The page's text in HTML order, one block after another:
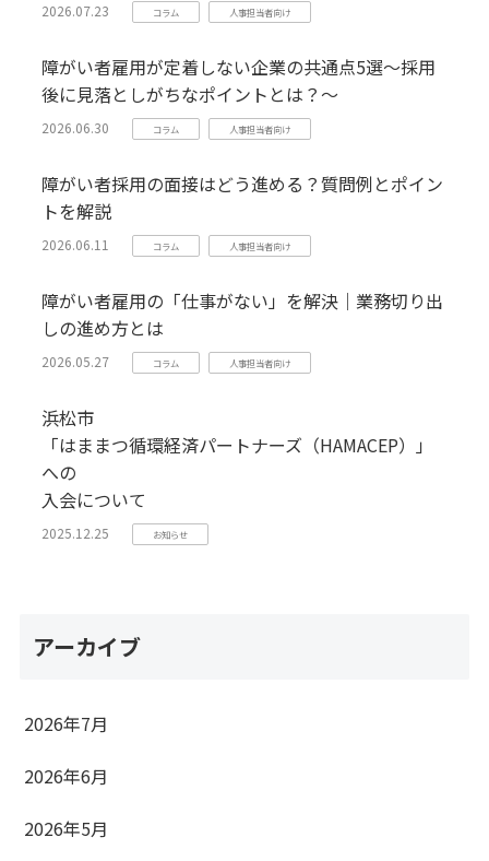
2026.07.23 コラム 人事担当者向け
障がい者雇用が定着しない企業の共通点5選～採用
後に見落としがちなポイントとは？～
2026.06.30 コラム 人事担当者向け
障がい者採用の面接はどう進める？質問例とポイン
トを解説
2026.06.11 コラム 人事担当者向け
障がい者雇用の「仕事がない」を解決｜業務切り出
しの進め方とは
2026.05.27 コラム 人事担当者向け
浜松市
「はままつ循環経済パートナーズ（HAMACEP）」
への
入会について
2025.12.25 お知らせ
アーカイブ
2026年7月
2026年6月
2026年5月